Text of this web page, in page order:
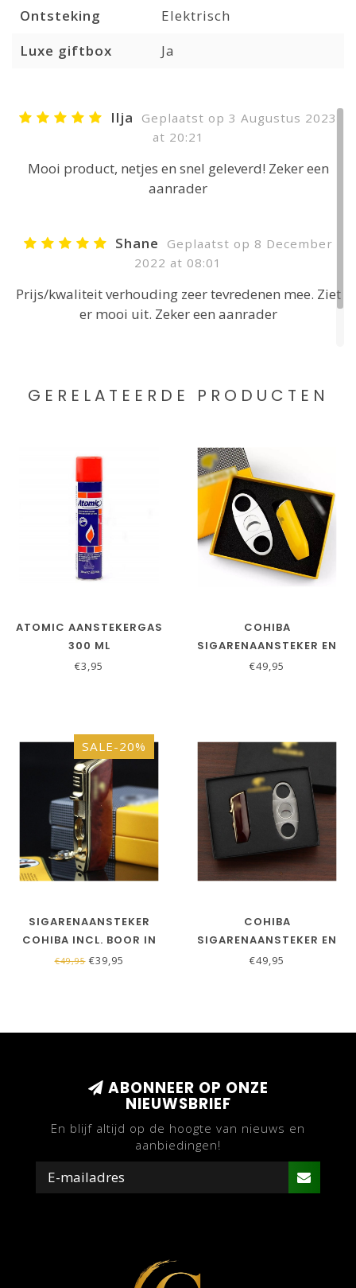
Ontsteking
Elektrisch
Luxe giftbox
Ja
Ilja
Geplaatst op 3 Augustus 2023
at 20:21
Mooi product, netjes en snel geleverd! Zeker een
aanrader
Shane
Geplaatst op 8 December
2022 at 08:01
Prijs/kwaliteit verhouding zeer tevredenen mee. Ziet
er mooi uit. Zeker een aanrader
GERELATEERDE PRODUCTEN
ATOMIC AANSTEKERGAS
300 ML
€3,95
COHIBA
SIGARENAANSTEKER EN
SIGARENKNIPPER SET IN
€49,95
SALE-20%
SIGARENAANSTEKER
COHIBA INCL. BOOR IN
ROOD
€49,95€39,95
COHIBA
SIGARENAANSTEKER EN
SIGARENKNIPPER SET IN
€49,95
ABONNEER OP ONZE
NIEUWSBRIEF
En blijf altijd op de hoogte van nieuws en
aanbiedingen!